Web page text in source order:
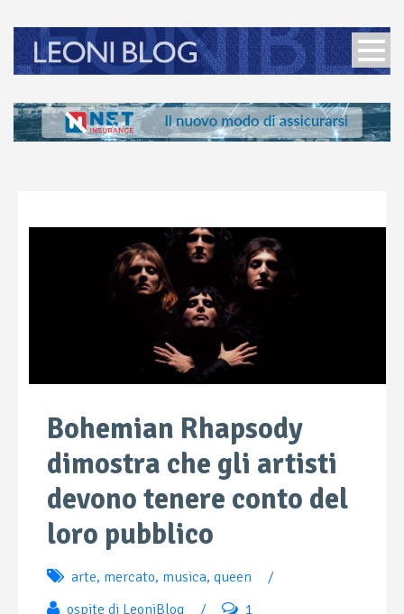
Bohemian Rhapsody
dimostra che gli artisti
devono tenere conto del
loro pubblico
arte, mercato, musica, queen
/
ospite di LeoniBlog
/ 1